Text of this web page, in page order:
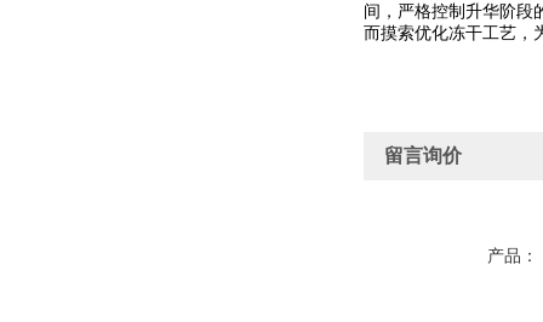
间，严格控制升华阶段
而摸索优化冻干工艺，
留言询价
产品：